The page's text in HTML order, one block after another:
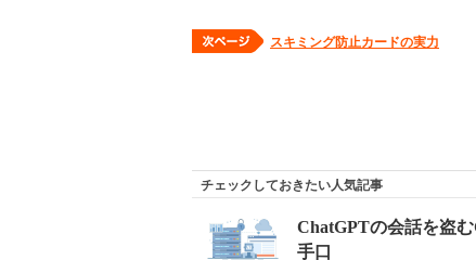
スキミング防止カードの実力
チェックしておきたい人気記事